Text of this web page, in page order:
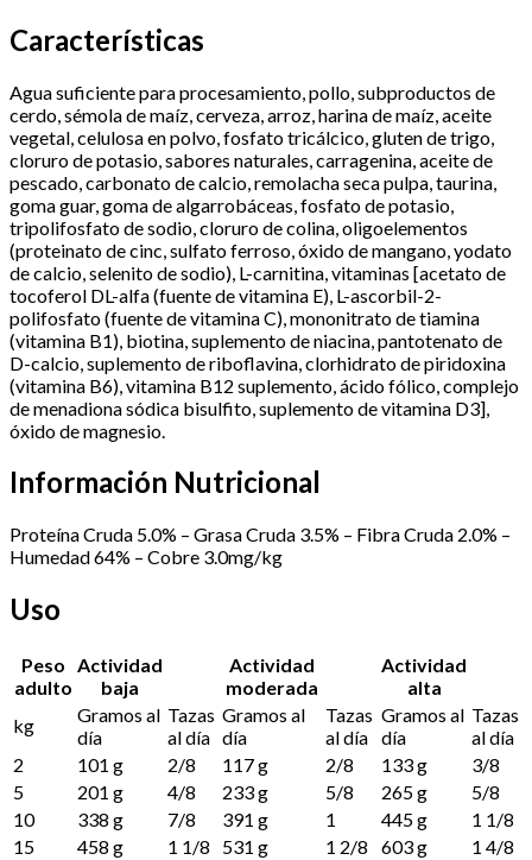
Características
Agua suficiente para procesamiento, pollo, subproductos de
cerdo, sémola de maíz, cerveza, arroz, harina de maíz, aceite
vegetal, celulosa en polvo, fosfato tricálcico, gluten de trigo,
cloruro de potasio, sabores naturales, carragenina, aceite de
pescado, carbonato de calcio, remolacha seca pulpa, taurina,
goma guar, goma de algarrobáceas, fosfato de potasio,
tripolifosfato de sodio, cloruro de colina, oligoelementos
(proteinato de cinc, sulfato ferroso, óxido de mangano, yodato
de calcio, selenito de sodio), L-carnitina, vitaminas [acetato de
tocoferol DL-alfa (fuente de vitamina E), L-ascorbil-2-
polifosfato (fuente de vitamina C), mononitrato de tiamina
(vitamina B1), biotina, suplemento de niacina, pantotenato de
D-calcio, suplemento de riboflavina, clorhidrato de piridoxina
(vitamina B6), vitamina B12 suplemento, ácido fólico, complejo
de menadiona sódica bisulfito, suplemento de vitamina D3],
óxido de magnesio.
Información Nutricional
Proteína Cruda 5.0% – Grasa Cruda 3.5% – Fibra Cruda 2.0% –
Humedad 64% – Cobre 3.0mg/kg
Uso
Peso
adulto
Actividad
baja
Actividad
moderada
Actividad
alta
kg
Gramos al
día
Tazas
al día
Gramos al
día
Tazas
al día
Gramos al
día
Tazas
al día
2
101 g 2/8 117 g 2/8 133 g
3/8
5
201 g 4/8 233 g 5/8 265 g
5/8
10
338 g 7/8 391 g 1 445 g
1 1/8
15
458 g 1 1/8 531 g 1 2/8 603 g
1 4/8